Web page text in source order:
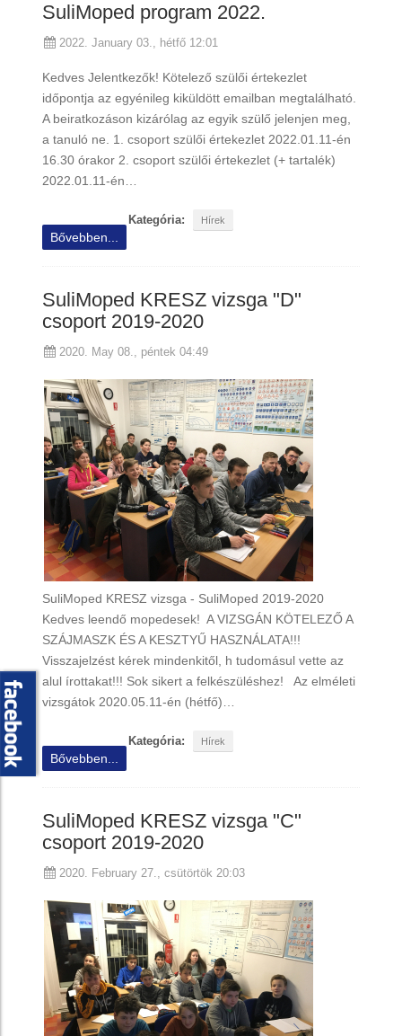
SuliMoped program 2022.
2022. January 03., hétfő 12:01
Kedves Jelentkezők! Kötelező szülői értekezlet
időpontja az egyénileg kiküldött emailban megtalálható.
A beiratkozáson kizárólag az egyik szülő jelenjen meg,
a tanuló ne. 1. csoport szülői értekezlet 2022.01.11-én
16.30 órakor 2. csoport szülői értekezlet (+ tartalék)
2022.01.11-én…
Kategória: Hírek
Bővebben...
SuliMoped KRESZ vizsga "D"
csoport 2019-2020
2020. May 08., péntek 04:49
SuliMoped KRESZ vizsga - SuliMoped 2019-2020
Kedves leendő mopedesek! A VIZSGÁN KÖTELEZŐ A
SZÁJMASZK ÉS A KESZTYŰ HASZNÁLATA!!!
Visszajelzést kérek mindenkitől, h tudomásul vette az
alul írottakat!!! Sok sikert a felkészüléshez! Az elméleti
vizsgátok 2020.05.11-én (hétfő)…
Kategória: Hírek
Bővebben...
SuliMoped KRESZ vizsga "C"
csoport 2019-2020
2020. February 27., csütörtök 20:03